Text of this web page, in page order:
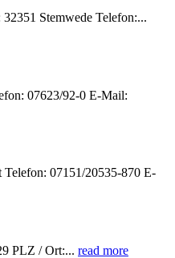
Stemwede Telefon:...
07623/92-0 E-Mail:
Telefon: 07151/20535-870 E-
PLZ / Ort:... read more